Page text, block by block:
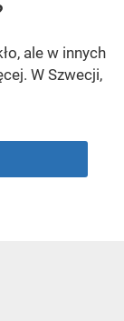
ale w innych
W Szwecji,